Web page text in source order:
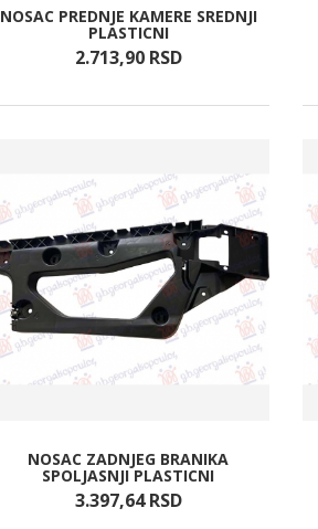
NOSAC PREDNJE KAMERE SREDNJI
PLASTICNI
2.713,90 RSD
NOSAC ZADNJEG BRANIKA
SPOLJASNJI PLASTICNI
3.397,64 RSD